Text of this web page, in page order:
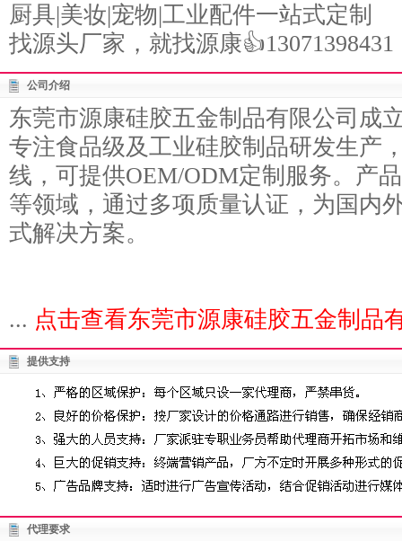
厨具|美妆|宠物|工业配件一站式定制
找源头厂家，就找源康👍13071398431
公司介绍
东莞市源康硅胶五金制品有限公司成
专注食品级及工业硅胶制品研发生产
线，可提供OEM/ODM定制服务。产
等领域，通过多项质量认证，为国内
式解决方案。
... 点击查看东莞市源康硅胶五金制品
提供支持
代理要求